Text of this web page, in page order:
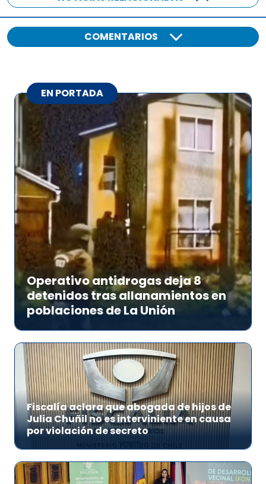
COMENTARIOS
EN PORTADA
Operativo antidrogas deja 8
detenidos tras allanamientos en
poblaciones de La Unión
Fiscalía aclara que abogada de hijos de
Julia Chuñil no es interviniente en causa
por violación de secreto